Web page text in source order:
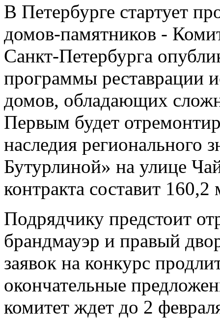
В Петербурге стартует
домов-памятников -
Санкт-Петербурга
программы реставрации
домов, обладающих
Первым будет
наследия регионального
Бутурлиной» на улице
контракта составит
Подрядчику предстоит
брандмауэр и правый
заявок на конкурс
окончательные
комитет ждет до 2